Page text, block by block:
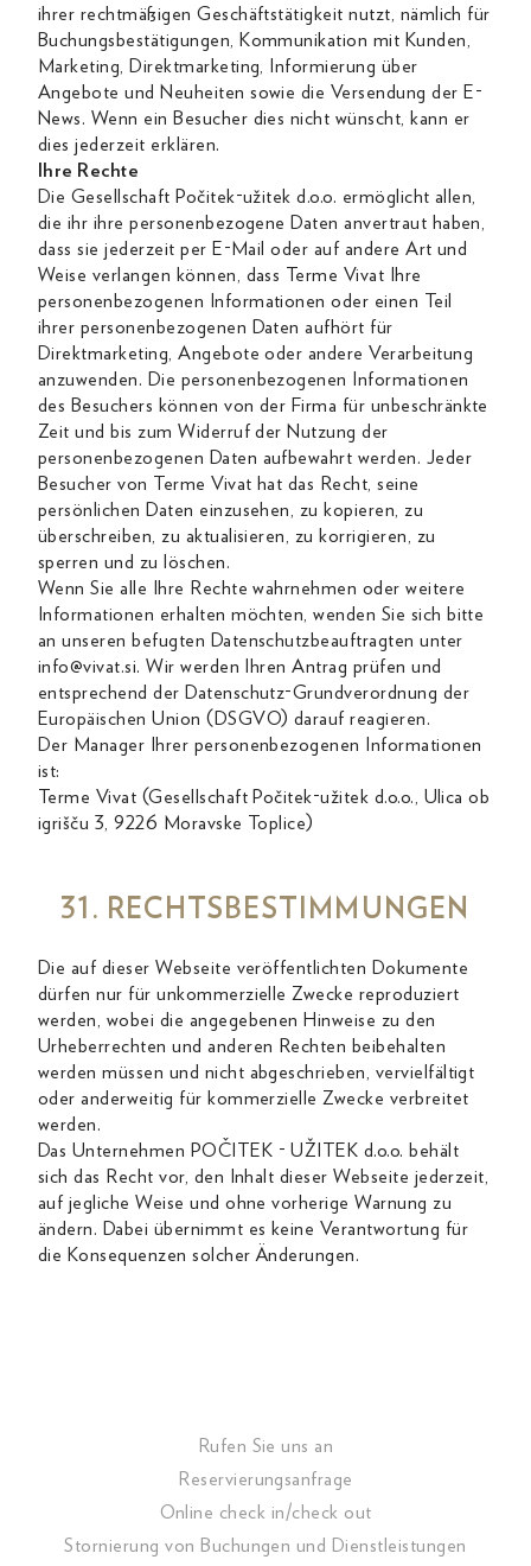
ihrer rechtmäßigen Geschäftstätigkeit nutzt, nämlich für
Buchungsbestätigungen, Kommunikation mit Kunden,
Marketing, Direktmarketing, Informierung über
Angebote und Neuheiten sowie die Versendung der E-
News. Wenn ein Besucher dies nicht wünscht, kann er
dies jederzeit erklären.
Ihre Rechte
Die Gesellschaft Počitek-užitek d.o.o. ermöglicht allen,
die ihr ihre personenbezogene Daten anvertraut haben,
dass sie jederzeit per E-Mail oder auf andere Art und
Weise verlangen können, dass Terme Vivat Ihre
personenbezogenen Informationen oder einen Teil
ihrer personenbezogenen Daten aufhört für
Direktmarketing, Angebote oder andere Verarbeitung
anzuwenden. Die personenbezogenen Informationen
des Besuchers können von der Firma für unbeschränkte
Zeit und bis zum Widerruf der Nutzung der
personenbezogenen Daten aufbewahrt werden. Jeder
Besucher von Terme Vivat hat das Recht, seine
persönlichen Daten einzusehen, zu kopieren, zu
überschreiben, zu aktualisieren, zu korrigieren, zu
sperren und zu löschen.
Wenn Sie alle Ihre Rechte wahrnehmen oder weitere
Informationen erhalten möchten, wenden Sie sich bitte
an unseren befugten Datenschutzbeauftragten unter
info@vivat.si. Wir werden Ihren Antrag prüfen und
entsprechend der Datenschutz-Grundverordnung der
Europäischen Union (DSGVO) darauf reagieren.
Der Manager Ihrer personenbezogenen Informationen
ist:
Terme Vivat (Gesellschaft Počitek-užitek d.o.o., Ulica ob
igrišču 3, 9226 Moravske Toplice)
31. RECHTSBESTIMMUNGEN
Die auf dieser Webseite veröffentlichten Dokumente
dürfen nur für unkommerzielle Zwecke reproduziert
werden, wobei die angegebenen Hinweise zu den
Urheberrechten und anderen Rechten beibehalten
werden müssen und nicht abgeschrieben, vervielfältigt
oder anderweitig für kommerzielle Zwecke verbreitet
werden.
Das Unternehmen POČITEK - UŽITEK d.o.o. behält
sich das Recht vor, den Inhalt dieser Webseite jederzeit,
auf jegliche Weise und ohne vorherige Warnung zu
ändern. Dabei übernimmt es keine Verantwortung für
die Konsequenzen solcher Änderungen.
Rufen Sie uns an
Reservierungsanfrage
Online check in/check out
Stornierung von Buchungen und Dienstleistungen